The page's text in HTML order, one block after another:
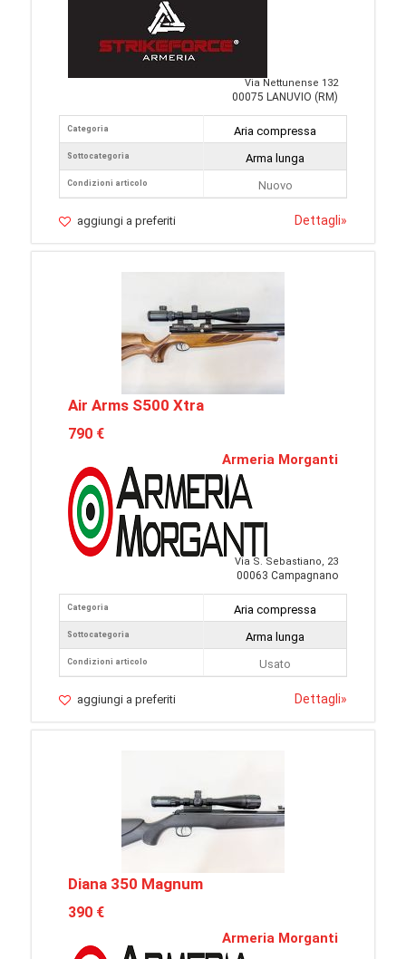
Via Nettunense 132
00075 LANUVIO (RM)
Categoria
Sottocategoria
Condizioni articolo
Aria compressa
Arma lunga
Nuovo
aggiungi a preferiti Dettagli»
Air Arms S500 Xtra
790 €
Armeria Morganti
Via S. Sebastiano, 23
00063 Campagnano
Categoria
Sottocategoria
Condizioni articolo
Aria compressa
Arma lunga
Usato
aggiungi a preferiti Dettagli»
Diana 350 Magnum
390 €
Armeria Morganti